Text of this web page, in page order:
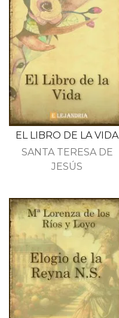
EL LIBRO DE LA VIDA
SANTA TERESA DE
JESÚS